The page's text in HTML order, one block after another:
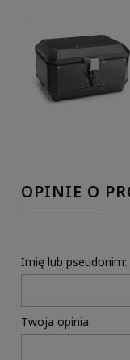
OPINIE O
Imię lub pseudonim:
Twoja opinia: